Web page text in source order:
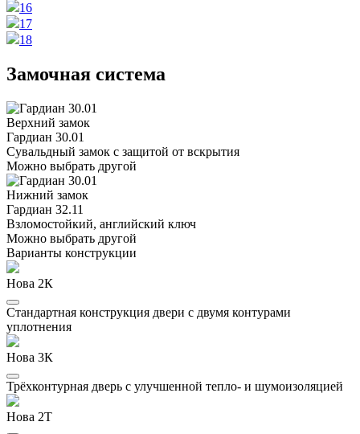
16
17
18
Замочная система
Верхний замок
Гардиан 30.01
Сувальдный замок с защитой от вскрытия
Можно выбрать другой
Нижний замок
Гардиан 32.11
Взломостойкий, английский ключ
Можно выбрать другой
Варианты конструкции
Нова 2К
Стандартная конструкция двери с двумя контурами
уплотнения
Нова 3К
Трёхконтурная дверь с улучшенной тепло- и шумоизоляцией
Нова 2Т